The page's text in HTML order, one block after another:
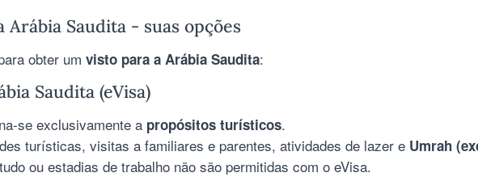
Saudita - suas opções
obter um visto para a Arábia Saudita:
Saudita (eVisa)
se exclusivamente a propósitos turísticos.
turísticas, visitas a familiares e parentes, atividades de lazer e Umrah
ou estadias de trabalho não são permitidas com o eVisa.